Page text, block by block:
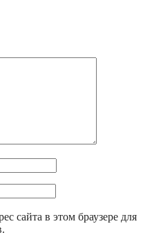
сайта в этом браузере для